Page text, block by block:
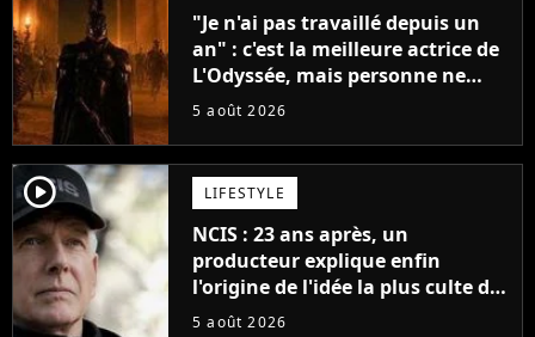
"Je n'ai pas travaillé depuis un
an" : c'est la meilleure actrice de
L'Odyssée, mais personne ne
veut lui donner de rôle au
5 août 2026
player2 LIFESTYLE
NCIS : 23 ans après, un
producteur explique enfin
l'origine de l'idée la plus culte de
la série (et on ne parle pas du
5 août 2026